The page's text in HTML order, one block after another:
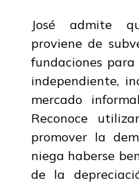
José admite
proviene de
fundaciones
independiente,
mercado
Reconoce
promover la
niega haberse
de la